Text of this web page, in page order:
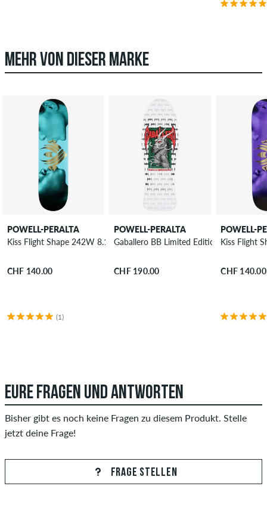
MEHR VON DIESER MARKE
POWELL-PERALTA
Kiss Flight Shape 242W 8.13" Skateboard Deck
CHF 140.00
(1)
POWELL-PERALTA
Gaballero BB Limited Edition S17 9,95"
CHF 190.00
POWELL-
Kiss Flight
CHF 140.00
EURE FRAGEN UND ANTWORTEN
Bisher gibt es noch keine Fragen zu diesem Produkt. Stelle
jetzt deine Frage!
FRAGE STELLEN